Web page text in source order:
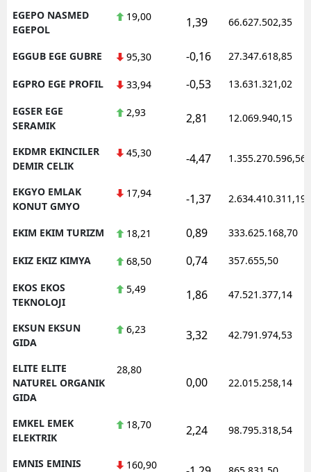
EGEPO NASMED
EGEPOL
19,00 1,39 66.627.502,35
EGGUB EGE GUBRE 95,30 -0,16 27.347.618,85
EGPRO EGE PROFIL 33,94 -0,53 13.631.321,02
EGSER EGE
SERAMIK
2,93 2,81 12.069.940,15
EKDMR EKINCILER
DEMIR CELIK
45,30 -4,47 1.355.270.596,56
EKGYO EMLAK
KONUT GMYO
17,94 -1,37 2.634.410.311,19
EKIM EKIM TURIZM 18,21 0,89 333.625.168,70
EKIZ EKIZ KIMYA 68,50 0,74 357.655,50
EKOS EKOS
TEKNOLOJI
5,49 1,86 47.521.377,14
EKSUN EKSUN
GIDA
6,23 3,32 42.791.974,53
ELITE ELITE
NATUREL ORGANIK
GIDA
28,80
0,00 22.015.258,14
EMKEL EMEK
ELEKTRIK
18,70 2,24 98.795.318,54
EMNIS EMINIS
160,90